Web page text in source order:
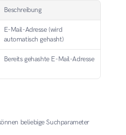
Beschreibung
E-Mail-Adresse (wird
automatisch gehasht)
Bereits gehashte E-Mail-Adresse
beliebige Suchparameter